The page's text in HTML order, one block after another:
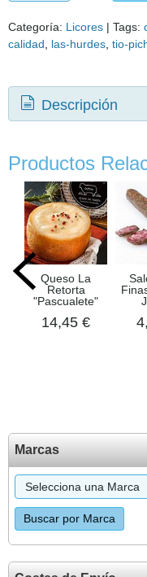
Marcas
Categoría: Licores | Tags:
calidad
las-hurdes tio-
Descripción
Productos
Queso La
Retorta
"Pascualete"
14,45 €